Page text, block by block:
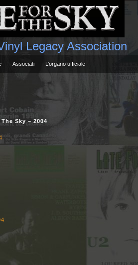
Legacy Association
Associati L’organo ufficiale
Sky – 2004